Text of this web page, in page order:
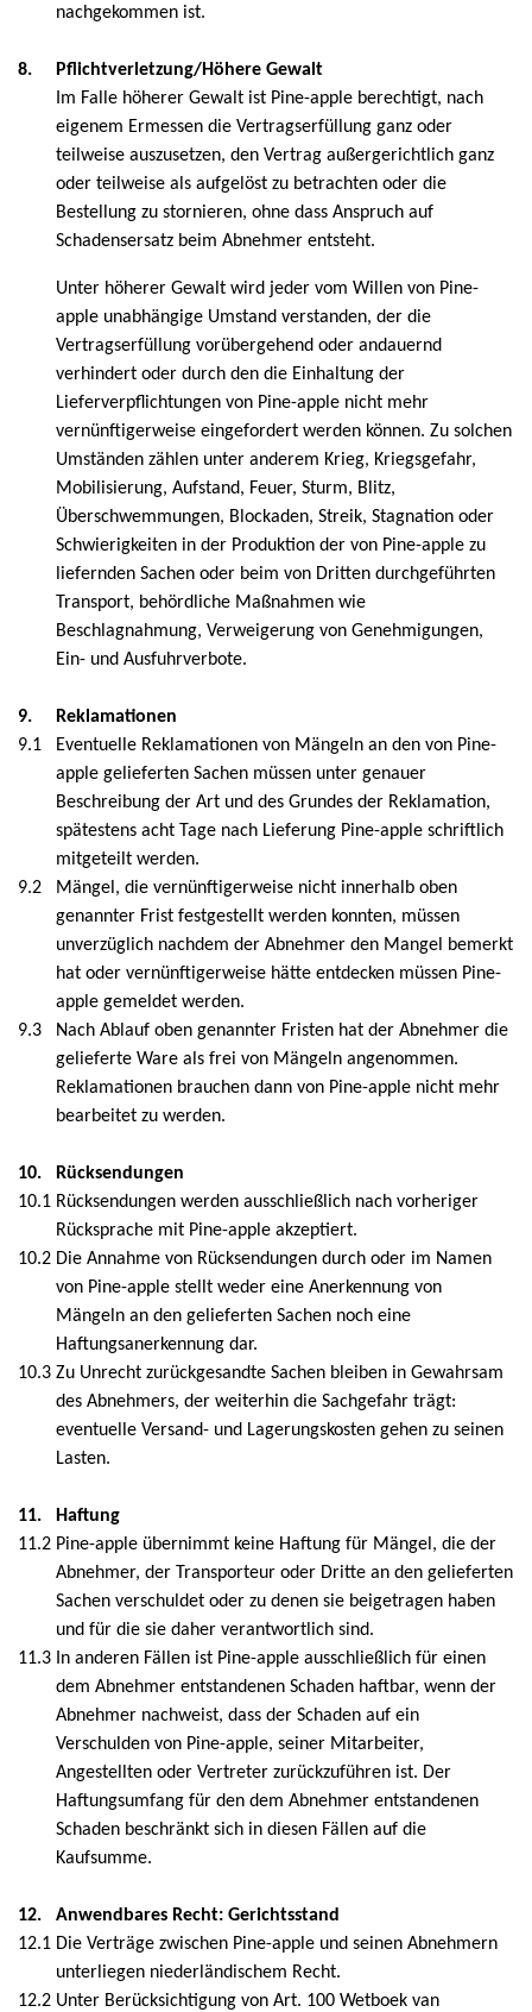
nachgekommen ist.
8.
Pflichtverletzung/Höhere Gewalt
Im Falle höherer Gewalt ist Pine-apple berechtigt, nach
eigenem Ermessen die Vertragserfüllung ganz oder
teilweise auszusetzen, den Vertrag außergerichtlich ganz
oder teilweise als aufgelöst zu betrachten oder die
Bestellung zu stornieren, ohne dass Anspruch auf
Schadensersatz beim Abnehmer entsteht.
Unter höherer Gewalt wird jeder vom Willen von Pine-
apple unabhängige Umstand verstanden, der die
Vertragserfüllung vorübergehend oder andauernd
verhindert oder durch den die Einhaltung der
Lieferverpflichtungen von Pine-apple nicht mehr
vernünftigerweise eingefordert werden können. Zu solchen
Umständen zählen unter anderem Krieg, Kriegsgefahr,
Mobilisierung, Aufstand, Feuer, Sturm, Blitz,
Überschwemmungen, Blockaden, Streik, Stagnation oder
Schwierigkeiten in der Produktion der von Pine-apple zu
liefernden Sachen oder beim von Dritten durchgeführten
Transport, behördliche Maßnahmen wie
Beschlagnahmung, Verweigerung von Genehmigungen,
Ein- und Ausfuhrverbote.
9.
Reklamationen
9.1
Eventuelle Reklamationen von Mängeln an den von Pine-
apple gelieferten Sachen müssen unter genauer
Beschreibung der Art und des Grundes der Reklamation,
spätestens acht Tage nach Lieferung Pine-apple schriftlich
mitgeteilt werden.
9.2
Mängel, die vernünftigerweise nicht innerhalb oben
genannter Frist festgestellt werden konnten, müssen
unverzüglich nachdem der Abnehmer den Mangel bemerkt
hat oder vernünftigerweise hätte entdecken müssen Pine-
apple gemeldet werden.
9.3
Nach Ablauf oben genannter Fristen hat der Abnehmer die
gelieferte Ware als frei von Mängeln angenommen.
Reklamationen brauchen dann von Pine-apple nicht mehr
bearbeitet zu werden.
10.
Rücksendungen
10.1 Rücksendungen werden ausschließlich nach vorheriger
Rücksprache mit Pine-apple akzeptiert.
10.2 Die Annahme von Rücksendungen durch oder im Namen
von Pine-apple stellt weder eine Anerkennung von
Mängeln an den gelieferten Sachen noch eine
Haftungsanerkennung dar.
10.3 Zu Unrecht zurückgesandte Sachen bleiben in Gewahrsam
des Abnehmers, der weiterhin die Sachgefahr trägt:
eventuelle Versand- und Lagerungskosten gehen zu seinen
Lasten.
11.
Haftung
11.2 Pine-apple übernimmt keine Haftung für Mängel, die der
Abnehmer, der Transporteur oder Dritte an den gelieferten
Sachen verschuldet oder zu denen sie beigetragen haben
und für die sie daher verantwortlich sind.
11.3 In anderen Fällen ist Pine-apple ausschließlich für einen
dem Abnehmer entstandenen Schaden haftbar, wenn der
Abnehmer nachweist, dass der Schaden auf ein
Verschulden von Pine-apple, seiner Mitarbeiter,
Angestellten oder Vertreter zurückzuführen ist. Der
Haftungsumfang für den dem Abnehmer entstandenen
Schaden beschränkt sich in diesen Fällen auf die
Kaufsumme.
12. Anwendbares Recht: Gerichtsstand
12.1 Die Verträge zwischen Pine-apple und seinen Abnehmern
unterliegen niederländischem Recht.
12.2 Unter Berücksichtigung von Art. 100 Wetboek van